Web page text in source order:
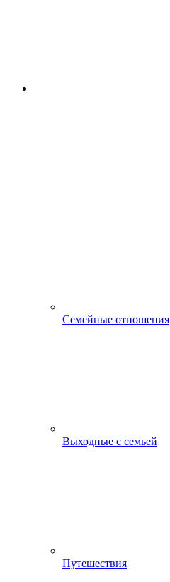
Семейные отношения
Выходные с семьей
Путешествия